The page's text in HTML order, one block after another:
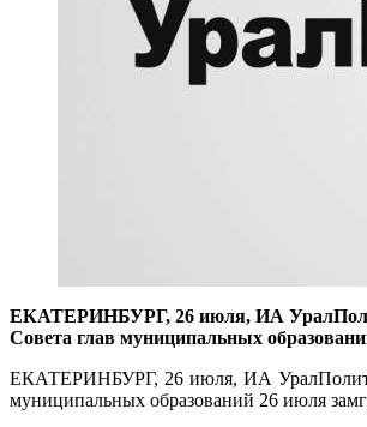
ЕКАТЕРИНБУРГ, 26 июля, ИА
Совета глав муниципальных
ЕКАТЕРИНБУРГ, 26 июля, ИА
муниципальных образований 26 июля